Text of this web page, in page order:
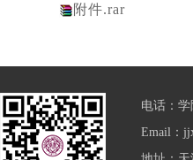
附件.rar
电话：学
Email：